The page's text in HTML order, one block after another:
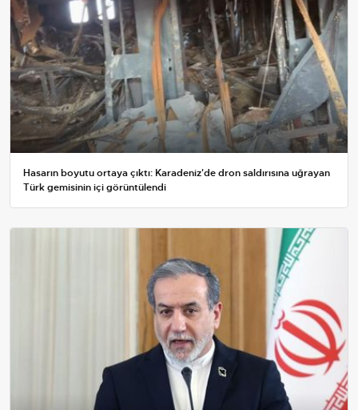
Hasarın boyutu ortaya çıktı: Karadeniz'de dron saldırısına uğrayan
Türk gemisinin içi görüntülendi